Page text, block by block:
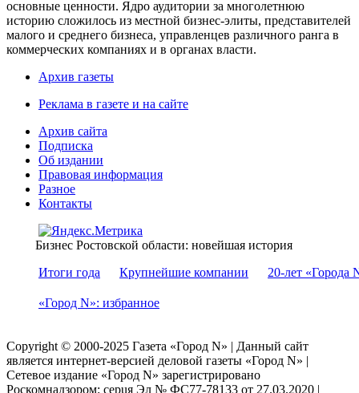
основные ценности. Ядро аудитории за многолетнюю
историю сложилось из местной бизнес-элиты, представителей
малого и среднего бизнеса, управленцев различного ранга в
коммерческих компаниях и в органах власти.
Архив газеты
Реклама в газете и на сайте
Архив сайта
Подписка
Об издании
Правовая информация
Разное
Контакты
Бизнес Ростовской области: новейшая история
Итоги года
Крупнейшие компании 20-лет «Города
«Город N»: избранное
Copyright © 2000-2025 Газета «Город N» | Данный сайт
является интернет-версией деловой газеты «Город N» |
Сетевое издание «Город N» зарегистрировано
Роскомнадзором: серuя Эл № ФС77-78133 от 27.03.2020 |